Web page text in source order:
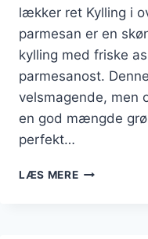
lækker ret Kylling i
parmesan er en
kylling med friske
parmesanost.
velsmagende, men
en god mængde
perfekt…
LÆS MEREKYLLING